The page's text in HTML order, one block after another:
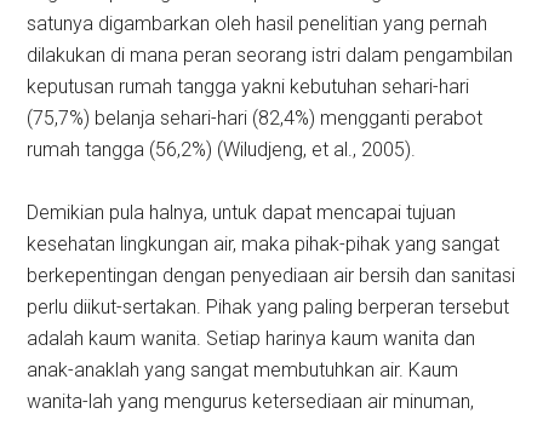
satunya digambarkan oleh hasil penelitian yang pernah
dilakukan di mana peran seorang istri dalam pengambilan
keputusan rumah tangga yakni kebutuhan sehari-hari
(75,7%) belanja sehari-hari (82,4%) mengganti perabot
rumah tangga (56,2%) (Wiludjeng, et al., 2005).
Demikian pula halnya, untuk dapat mencapai tujuan
kesehatan lingkungan air, maka pihak-pihak yang sangat
berkepentingan dengan penyediaan air bersih dan sanitasi
perlu diikut-sertakan. Pihak yang paling berperan tersebut
adalah kaum wanita. Setiap harinya kaum wanita dan
anak-anaklah yang sangat membutuhkan air. Kaum
wanita-lah yang mengurus ketersediaan air minuman,